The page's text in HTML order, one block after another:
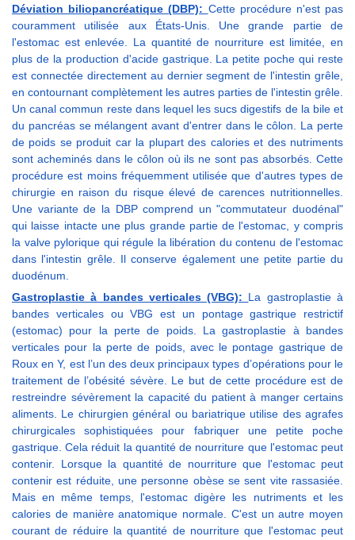
Déviation biliopancréatique (DBP): Cette procédure n'est pas
couramment utilisée aux États-Unis. Une grande partie de
l'estomac est enlevée. La quantité de nourriture est limitée, en
plus de la production d'acide gastrique. La petite poche qui reste
est connectée directement au dernier segment de l'intestin grêle,
en contournant complètement les autres parties de l'intestin grêle.
Un canal commun reste dans lequel les sucs digestifs de la bile et
du pancréas se mélangent avant d'entrer dans le côlon. La perte
de poids se produit car la plupart des calories et des nutriments
sont acheminés dans le côlon où ils ne sont pas absorbés. Cette
procédure est moins fréquemment utilisée que d'autres types de
chirurgie en raison du risque élevé de carences nutritionnelles.
Une variante de la DBP comprend un "commutateur duodénal"
qui laisse intacte une plus grande partie de l'estomac, y compris
la valve pylorique qui régule la libération du contenu de l'estomac
dans l'intestin grêle. Il conserve également une petite partie du
duodénum.
Gastroplastie à bandes verticales (VBG): La gastroplastie à
bandes verticales ou VBG est un pontage gastrique restrictif
(estomac) pour la perte de poids. La gastroplastie à bandes
verticales pour la perte de poids, avec le pontage gastrique de
Roux en Y, est l’un des deux principaux types d’opérations pour le
traitement de l’obésité sévère. Le but de cette procédure est de
restreindre sévèrement la capacité du patient à manger certains
aliments. Le chirurgien général ou bariatrique utilise des agrafes
chirurgicales sophistiquées pour fabriquer une petite poche
gastrique. Cela réduit la quantité de nourriture que l'estomac peut
contenir. Lorsque la quantité de nourriture que l'estomac peut
contenir est réduite, une personne obèse se sent vite rassasiée.
Mais en même temps, l'estomac digère les nutriments et les
calories de manière anatomique normale. C'est un autre moyen
courant de réduire la quantité de nourriture que l'estomac peut